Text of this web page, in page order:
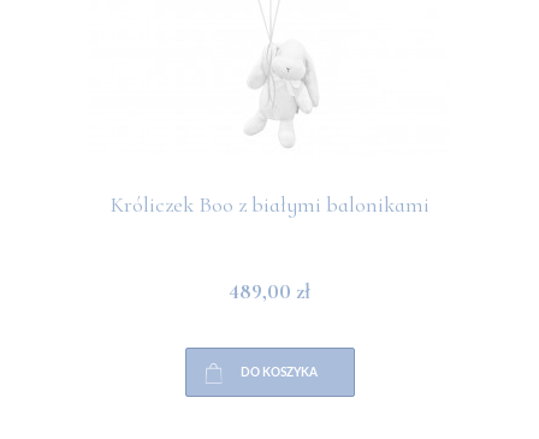
Króliczek Boo z białymi balonikami
489,00 zł
DO KOSZYKA